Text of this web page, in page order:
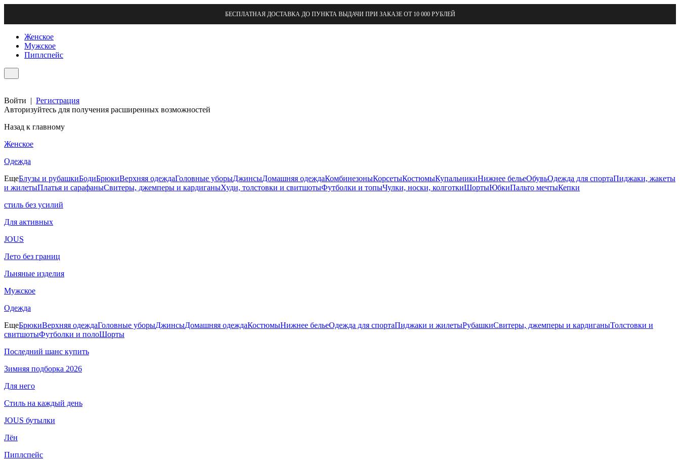
БЕСПЛАТНАЯ ДОСТАВКА ДО ПУНКТА ВЫДАЧИ ПРИ ЗАКАЗЕ ОТ 10 000 РУБЛЕЙ
Женское
Мужское
Пиплспейс
Войти | Регистрация
Авторизуйтесь для получения расширенных возможностей
Назад к главному
Женское
Одежда
ЕщеБлузы и рубашкиБодиБрюкиВерхняя одеждаГоловные уборыДжинсыДомашняя одеждаКомбинезоныКорсетыКостюмыКупальникиНижнее бельеОбувьОдежда для спортаПиджаки, жакеты
и жилетыПлатья и сарафаныСвитеры, джемперы и кардиганыХуди, толстовки и свитшотыФутболки и топыЧулки, носки, колготкиШортыЮбкиПальто мечтыКепки
стиль без усилий
Для активных
JOUS
Лето без границ
Льняные изделия
Мужское
Одежда
ЕщеБрюкиВерхняя одеждаГоловные уборыДжинсыДомашняя одеждаКостюмыНижнее бельеОдежда для спортаПиджаки и жилетыРубашкиСвитеры, джемперы и кардиганыТолстовки и
свитшотыФутболки и полоШорты
Последний шанс купить
Зимняя подборка 2026
Для него
Стиль на каждый день
JOUS бутылки
Лён
Пиплспейс